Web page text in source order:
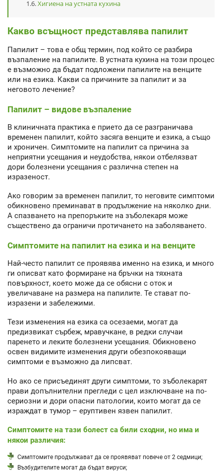
Хигиена на устната кухина
Какво всъщност представлява папилит
Папилит – това е общ термин, под който се разбира
възпаление на папилите. В устната кухина на този процес
е възможно да бъдат подложени папилите на венците
или на езика. Какви са причините за папилит и за
неговото лечение?
Папилит – видове възпаление
В клиничната практика е прието да се разграничава
временен папилит, който засяга венците и езика, а също
и хроничен. Симптомите на папилит са причина за
неприятни усещания и неудобства, някои отбелязват
дори болезнени усещания с различна степен на
изразеност.
Ако говорим за временен папилит, то неговите симптоми
обикновено преминават в продължение на няколко дни.
А спазването на препоръките на зъболекаря може
съществено да ограничи протичането на заболяването.
Симптомите на папилит на езика и на венците
Най-често папилит се проявява именно на езика, и много
ги описват като формиране на бръчки на тяхната
повърхност, което може да се обясни с оток и
увеличаване на размера на папилите. Те стават по-
изразени и забележими.
Тези изменения на езика са осезаеми, могат да
предизвикат сърбеж, мравучкане, в редки случаи
паренето и леките болезнени усещания. Обикновено
освен видимите изменения други обезпокояващи
симптоми е възможно да липсват.
Но ако се присъединят други симптоми, то зъболекарят
прави допълнителни прегледи с цел изключване на по-
сериозни и дори опасни патологии, които могат да се
израждат в тумор – еруптивен язвен папилит.
Симптомите на тази болест са били сходни, но има и
някои различия:
Симптомите продължават да се проявяват повече от 2 седмици;
Възбудителите могат да бъдат вируси;